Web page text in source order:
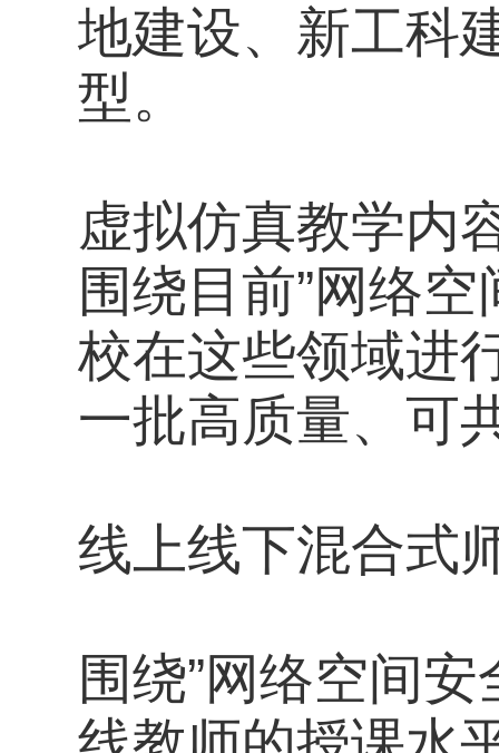
地建设、新工科
型。
虚拟仿真教学内
围绕目前”网络
校在这些领域进
一批高质量、可
线上线下混合式
围绕”网络空间